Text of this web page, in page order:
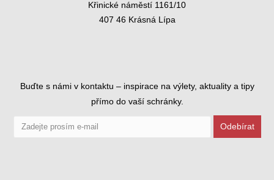
Křinické náměstí 1161/10
407 46 Krásná Lípa
Buďte s námi v kontaktu – inspirace na výlety, aktuality a tipy
přímo do vaší schránky.
Odebírat